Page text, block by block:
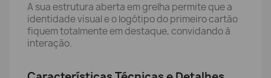
A sua estrutura aberta em grelha permite que a
identidade visual e o logótipo do primeiro cartão
fiquem totalmente em destaque, convidando à
interação.